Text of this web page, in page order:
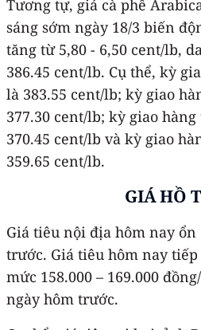
Tương tự, giá cà phê
sáng sớm ngày 18/3 biến
tăng từ 5,80 - 6,50 cent/lb,
386.45 cent/lb. Cụ thể, kỳ
là 383.55 cent/lb; kỳ giao
377.30 cent/lb; kỳ giao hàng
370.45 cent/lb và kỳ giao
359.65 cent/lb.
GIÁ HỒ
Giá tiêu nội địa hôm nay
trước. Giá tiêu hôm nay
mức 158.000 – 169.000
ngày hôm trước.